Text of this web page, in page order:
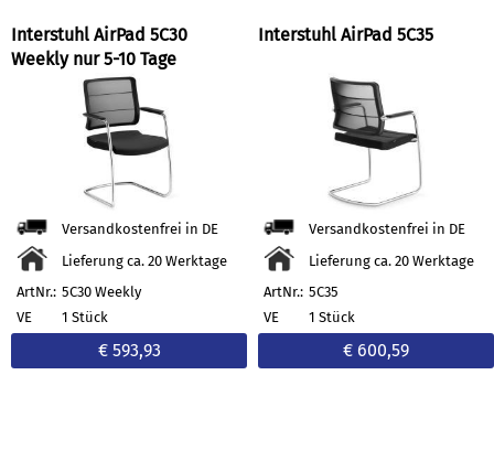
Interstuhl AirPad 5C30
Weekly nur 5-10 Tage
Lieferzeit
Versandkostenfrei in DE
Lieferung ca. 20 Werktage
ArtNr.: 5C30 Weekly
VE
1 Stück
€ 593,93
Interstuhl AirPad 5C35
Versandkostenfrei in DE
Lieferung ca. 20 Werktage
ArtNr.: 5C35
VE
1 Stück
€ 600,59